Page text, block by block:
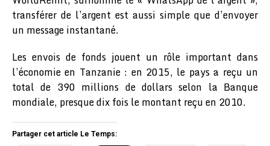
transférer de l’argent est aussi simple que d’envoyer
un message instantané.
Les envois de fonds jouent un rôle important dans
l’économie en Tanzanie : en 2015, le pays a reçu un
total de 390 millions de dollars selon la Banque
mondiale, presque dix fois le montant reçu en 2010.
Partager cet article Le Temps: